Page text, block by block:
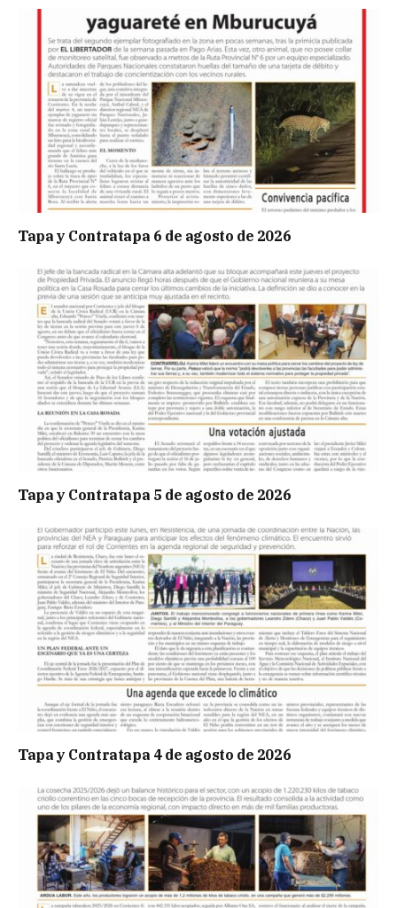
Tapa y Contratapa 6 de agosto de 2026
Tapa y Contratapa 5 de agosto de 2026
Tapa y Contratapa 4 de agosto de 2026